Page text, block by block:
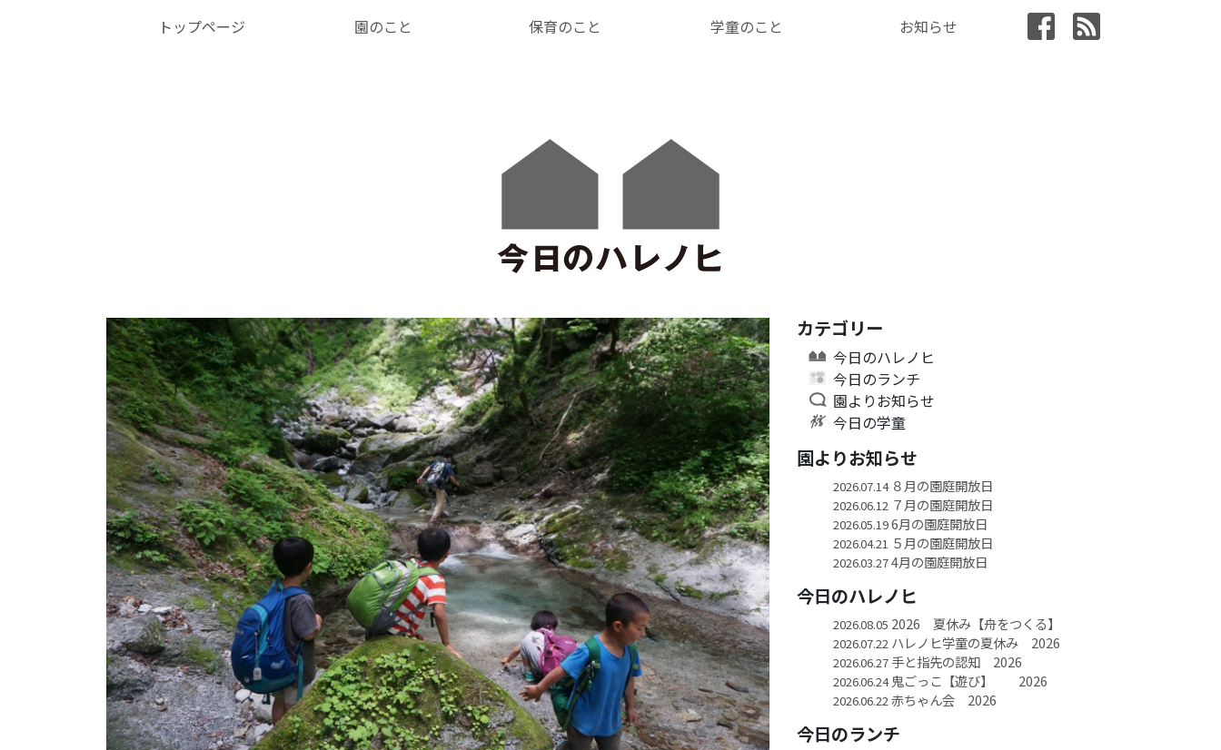
トップページ 園のこと 保育のこと 学童のこと お知らせ
カテゴリー
今日のハレノヒ
今日のランチ
園よりお知らせ
今日の学童
園よりお知らせ
2026.07.14８月の園庭開放日
2026.06.12 ７月の園庭開放日
2026.05.196月の園庭開放日
2026.04.21 ５月の園庭開放日
2026.03.274月の園庭開放日
今日のハレノヒ
2026.08.05 2026 夏休み【舟をつくる】
2026.07.22 ハレノヒ学童の夏休み 2026
2026.06.27手と指先の認知 2026
2026.06.24鬼ごっこ【遊び】 2026
2026.06.22 赤ちゃん会 2026
今日のランチ